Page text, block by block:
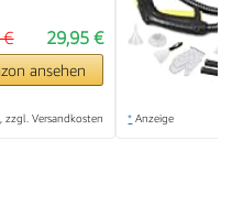
29,95 €
€
ansehen
zzgl. Versandkosten * Anzeige